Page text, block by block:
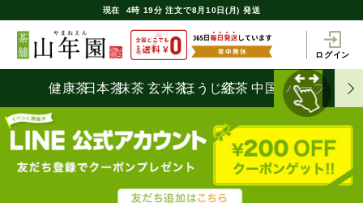
現在 4時 19分 注文で8月10日(月) 発送
ログイン
健康茶日本茶抹茶 玄米茶ほうじ茶
紅茶 中国茶ハーブティ